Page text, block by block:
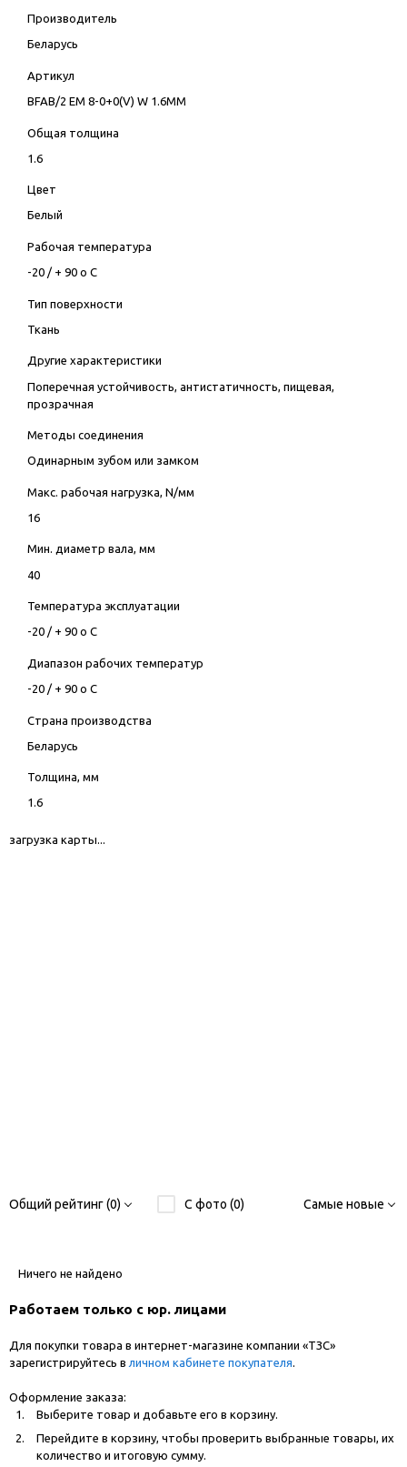
Производитель
Беларусь
Артикул
BFAB/2 EM 8-0+0(V) W 1.6MM
Общая толщина
1.6
Цвет
Белый
Рабочая температура
-20 / + 90 о С
Тип поверхности
Ткань
Другие характеристики
Поперечная устойчивость, антистатичность, пищевая,
прозрачная
Методы соединения
Одинарным зубом или замком
Макс. рабочая нагрузка, N/мм
16
Мин. диаметр вала, мм
40
Температура эксплуатации
-20 / + 90 о С
Диапазон рабочих температур
-20 / + 90 о С
Страна производства
Беларусь
Толщина, мм
1.6
загрузка карты...
Общий рейтинг (0) С фото (0) Самые новые
Ничего не найдено
Работаем только с юр. лицами
Для покупки товара в интернет-магазине компании «ТЗС»
зарегистрируйтесь в личном кабинете покупателя.
Оформление заказа:
Выберите товар и добавьте его в корзину.
Перейдите в корзину, чтобы проверить выбранные товары, их
количество и итоговую сумму.